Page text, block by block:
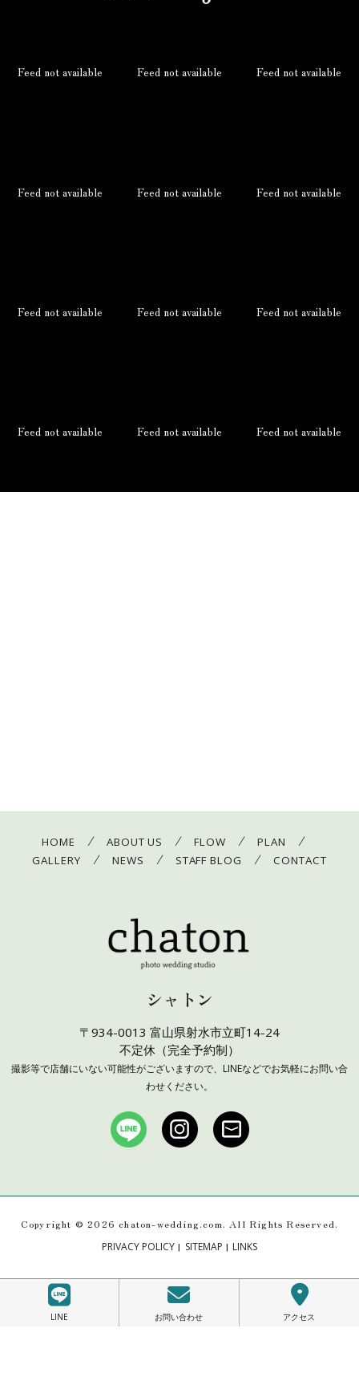
LINE お問い合わせ アクセス
Feed not available Feed not available Feed not available
Feed not available Feed not available Feed not available
Feed not available Feed not available Feed not available
Feed not available Feed not available Feed not available
HOME / ABOUT US /FLOW /PLAN /
GALLERY / NEWS / STAFF BLOG /CONTACT
シャトン
〒934-0013 富山県射水市立町14-24
不定休（完全予約制）
撮影等で店舗にいない可能性がございますので、LINEなどでお気軽にお問い合
わせください。
Copyright © 2026 chaton-wedding.com. All Rights Reserved.
PRIVACY POLICY| SITEMAP | LINKS